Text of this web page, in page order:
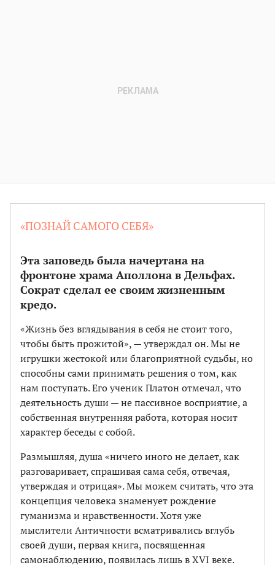
«ПОЗНАЙ САМОГО СЕБЯ»
Эта заповедь была начертана на
фронтоне храма Аполлона в Дельфах.
Сократ сделал ее своим жизненным
кредо.
«Жизнь без вглядывания в себя не стоит того,
чтобы быть прожитой», — утверждал он. Мы не
игрушки жестокой или благоприятной судьбы, но
способны сами принимать решения о том, как
нам поступать. Его ученик Платон отмечал, что
деятельность души — не пассивное восприятие, а
собственная внутренняя работа, которая носит
характер беседы с собой.
Размышляя, душа «ничего иного не делает, как
разговаривает, спрашивая сама себя, отвечая,
утверждая и отрицая». Мы можем считать, что эта
концепция человека знаменует рождение
гуманизма и нравственности. Хотя уже
мыслители Античности всматривались вглубь
своей души, первая книга, посвященная
самонаблюдению, появилась лишь в XVI веке.